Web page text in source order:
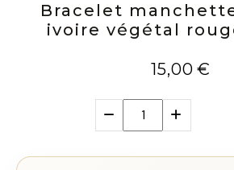
Bracelet
ivoire végétal
15,00 €